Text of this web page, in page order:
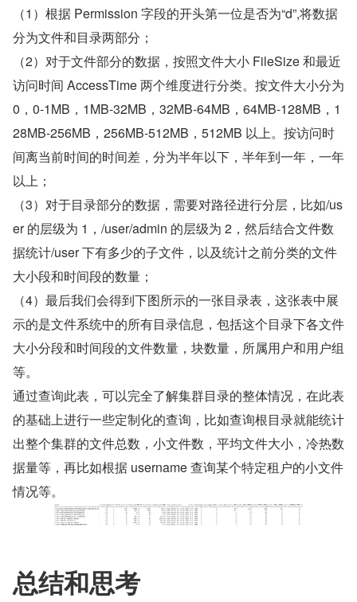
（1）根据 Permission 字段的开头第一位是否为“d”,将数据
分为文件和目录两部分；
（2）对于文件部分的数据，按照文件大小 FileSize 和最近
访问时间 AccessTime 两个维度进行分类。按文件大小分为
0，0-1MB，1MB-32MB，32MB-64MB，64MB-128MB，1
28MB-256MB，256MB-512MB，512MB 以上。按访问时
间离当前时间的时间差，分为半年以下，半年到一年，一年
以上；
（3）对于目录部分的数据，需要对路径进行分层，比如/us
er 的层级为 1，/user/admin 的层级为 2，然后结合文件数
据统计/user 下有多少的子文件，以及统计之前分类的文件
大小段和时间段的数量；
（4）最后我们会得到下图所示的一张目录表，这张表中展
示的是文件系统中的所有目录信息，包括这个目录下各文件
大小分段和时间段的文件数量，块数量，所属用户和用户组
等。
通过查询此表，可以完全了解集群目录的整体情况，在此表
的基础上进行一些定制化的查询，比如查询根目录就能统计
出整个集群的文件总数，小文件数，平均文件大小，冷热数
据量等，再比如根据 username 查询某个特定租户的小文件
情况等。
总结和思考